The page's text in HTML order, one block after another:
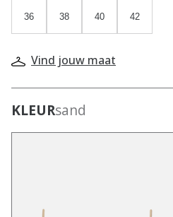
36 38 40 42
Vind jouw maat
KLEURsand